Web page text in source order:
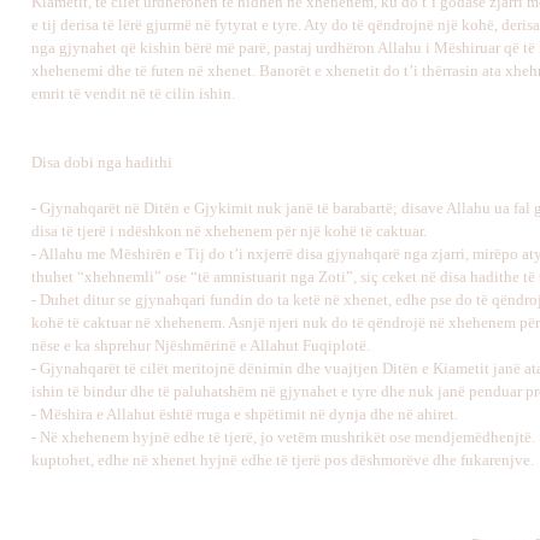
e tij derisa të lërë gjurmë në fytyrat e tyre. Aty do të qëndrojnë një kohë,
nga gjynahet që kishin bërë më parë, pastaj urdhëron Allahu i Mëshiruar që
xhehenemi dhe të futen në xhenet. Banorët e xhenetit do t’i thërrasin ata
emrit të vendit në të cilin ishin.
Disa dobi nga hadithi
- Gjynahqarët në Ditën e Gjykimit nuk janë të barabartë; disave Allahu ua fal
disa të tjerë i ndëshkon në xhehenem për një kohë të caktuar.
- Allahu me Mëshirën e Tij do t’i nxjerrë disa gjynahqarë nga zjarri, mirëpo
thuhet “xhehnemli” ose “të amnistuarit nga Zoti”, siç ceket në disa hadithe të
- Duhet ditur se gjynahqari fundin do ta ketë në xhenet, edhe pse do të
kohë të caktuar në xhehenem. Asnjë njeri nuk do të qëndrojë në xhehenem
nëse e ka shprehur Njëshmërinë e Allahut Fuqiplotë.
- Gjynahqarët të cilët meritojnë dënimin dhe vuajtjen Ditën e Kiametit janë
ishin të bindur dhe të paluhatshëm në gjynahet e tyre dhe nuk janë penduar
- Mëshira e Allahut është rruga e shpëtimit në dynja dhe në ahiret.
- Në xhehenem hyjnë edhe të tjerë, jo vetëm mushrikët ose mendjemëdhenjtë.
kuptohet, edhe në xhenet hyjnë edhe të tjerë pos dëshmorëve dhe fukarenjve.